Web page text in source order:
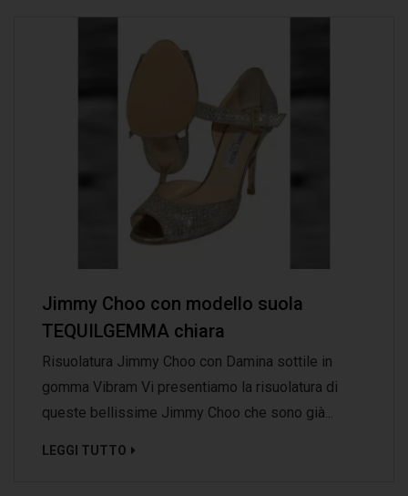
Jimmy Choo con modello suola
TEQUILGEMMA chiara
Risuolatura Jimmy Choo con Damina sottile in
gomma Vibram Vi presentiamo la risuolatura di
queste bellissime Jimmy Choo che sono già...
LEGGI TUTTO